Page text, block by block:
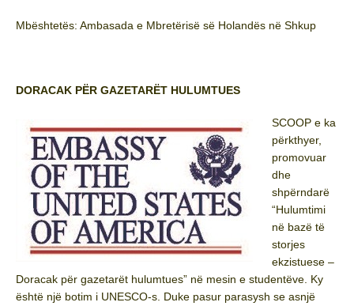
Mbështetës: Ambasada e Mbretërisë së Holandës në Shkup
DORACAK PËR GAZETARËT HULUMTUES
SCOOP e ka
përkthyer,
promovuar
dhe
shpërndarë
“Hulumtimi
në bazë të
storjes
ekzistuese –
Doracak për gazetarët hulumtues” në mesin e studentëve. Ky
është një botim i UNESCO-s. Duke pasur parasysh se asnjë